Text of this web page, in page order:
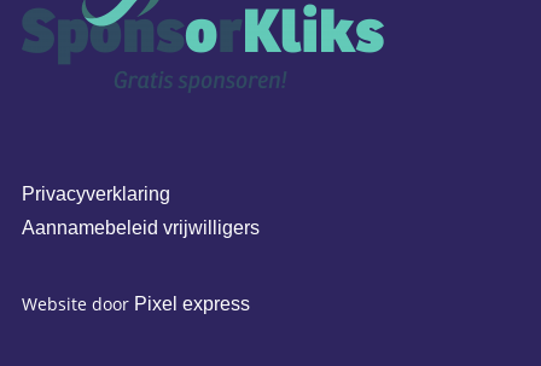
Privacyverklaring
Aannamebeleid vrijwilligers
Website door Pixel express